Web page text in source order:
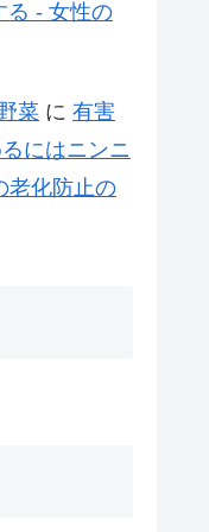
る - 女性の
菜 に 有害
にはニンニ
老化防止の